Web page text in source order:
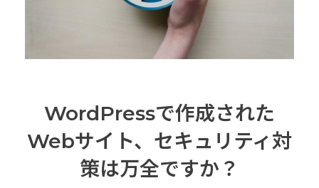
WordPressで作成された
Webサイト、セキュリティ対
策は万全ですか？